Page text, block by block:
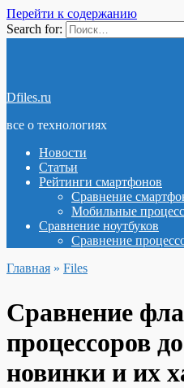
Перейти к содержанию
Search for:
Dfiles.ru
все о технологиях
Новости
Статьи
Рейтинги смартфонов
Сравнение
Мобильные
Сравнение ноутбуков
Сравнение
Главная » Files
Сравнение
процессоров
новинки и их